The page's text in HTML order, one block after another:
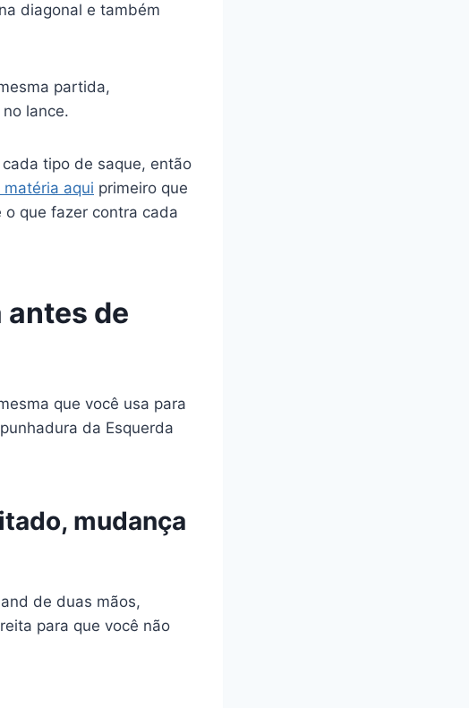
diagonal e também
partida,
lance.
tipo de saque, então
matéria aqui primeiro que
que fazer contra cada
antes de
que você usa para
da Esquerda
mudança
de duas mãos,
para que você não